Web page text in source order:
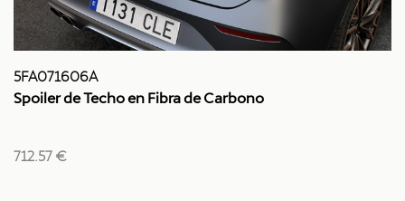
5FA071606A
Spoiler de Techo en Fibra de Carbono
712.57 €